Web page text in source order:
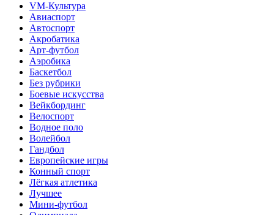
VM-Культура
Авиаспорт
Автоспорт
Акробатика
Арт-футбол
Аэробика
Баскетбол
Без рубрики
Боевые искусства
Вейкбординг
Велоспорт
Водное поло
Волейбол
Гандбол
Европейские игры
Конный спорт
Лёгкая атлетика
Лучшее
Мини-футбол